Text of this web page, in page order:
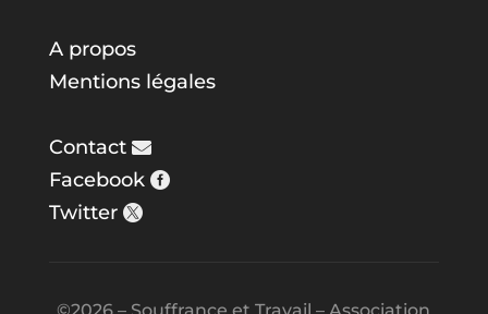
A propos
Mentions légales
Contact
Facebook
Twitter
©2026 – Souffrance et Travail – Association